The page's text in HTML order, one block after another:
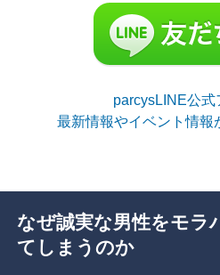
parcysLINE公式
最新情報やイベント情報
なぜ誠実な男性をモラ
てしまうのか